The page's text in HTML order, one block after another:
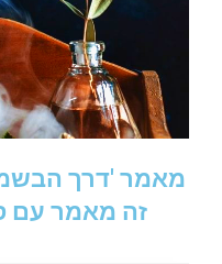
מאמר 'דרך
זה מאמר עם